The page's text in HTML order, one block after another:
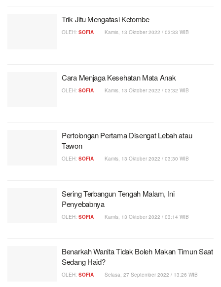
Trik Jitu Mengatasi Ketombe
OLEH: SOFIA Kamis, 13 Oktober 2022 / 03:33 WIB
Cara Menjaga Kesehatan Mata Anak
OLEH: SOFIA Kamis, 13 Oktober 2022 / 03:32 WIB
Pertolongan Pertama Disengat Lebah atau
Tawon
OLEH: SOFIA Kamis, 13 Oktober 2022 / 03:30 WIB
Sering Terbangun Tengah Malam, Ini
Penyebabnya
OLEH: SOFIA Kamis, 13 Oktober 2022 / 03:14 WIB
Benarkah Wanita Tidak Boleh Makan Timun Saat
Sedang Haid?
OLEH: SOFIA Selasa, 27 September 2022 / 13:26 WIB